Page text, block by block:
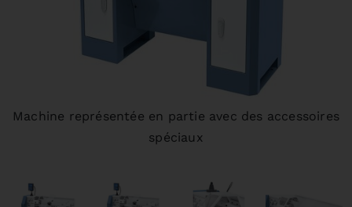
Machine représentée en partie avec des accessoires
spéciaux